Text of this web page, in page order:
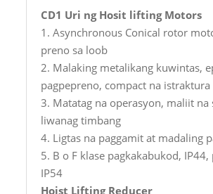
CD1 Uri ng Hosit lifting Motors
1. Asynchronous Conical rotor
preno sa loob
2. Malaking metalikang kuwintas,
pagpepreno, compact na istraktura
3. Matatag na operasyon, maliit na
liwanag timbang
4. Ligtas na paggamit at madaling
5. B o F klase pagkakabukod,
IP54
Hoist Lifting Reducer